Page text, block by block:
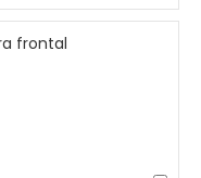
frontal